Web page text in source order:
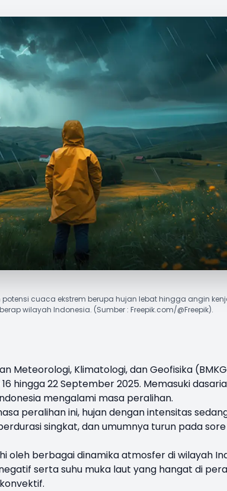
cuaca ekstrem berupa hujan lebat hingga angin
wilayah Indonesia. (Sumber : Freepik.com/@Freepik).
Meteorologi, Klimatologi, dan Geofisika (BMKG
hingga 22 September 2025. Memasuki
mengalami masa peralihan.
peralihan ini, hujan dengan intensitas
singkat, dan umumnya turun pada
oleh berbagai dinamika atmosfer di wilayah
serta suhu muka laut yang hangat di